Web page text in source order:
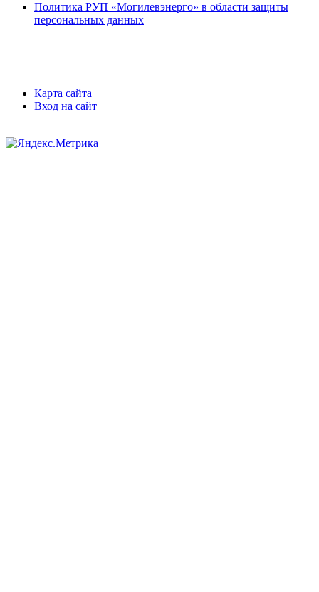
Политика РУП «Могилевэнерго» в области защиты
персональных данных
Карта сайта
Вход на сайт